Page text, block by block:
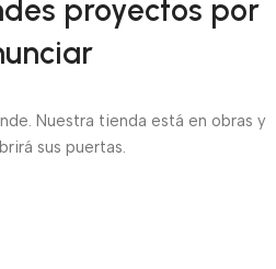
proyectos por
Nuestra tienda está en obras y
sus puertas.